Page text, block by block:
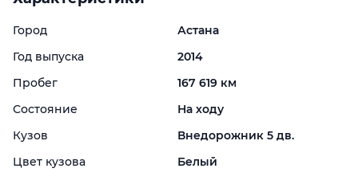
Город
Астана
Год выпуска
2014
Пробег
167 619 км
Состояние
На ходу
Кузов
Внедорожник 5 дв.
Цвет кузова
Белый